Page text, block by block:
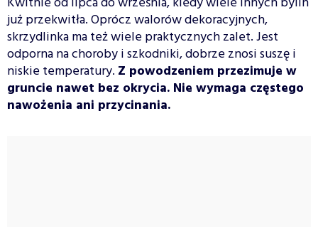
już przekwitła. Oprócz walorów dekoracyjnych,
skrzydlinka ma też wiele praktycznych zalet. Jest
odporna na choroby i szkodniki, dobrze znosi suszę i
niskie temperatury. Z powodzeniem przezimuje w
gruncie nawet bez okrycia. Nie wymaga częstego
nawożenia ani przycinania.